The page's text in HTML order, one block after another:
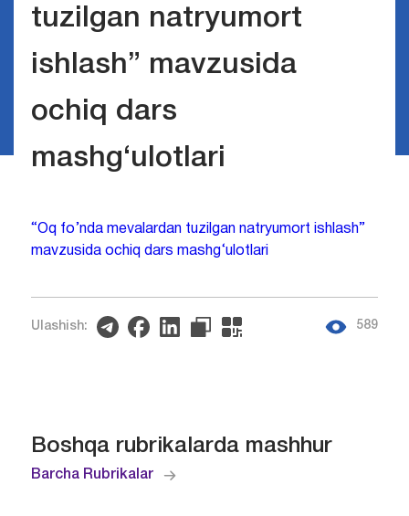
tuzilgan natryumort
ishlash” mavzusida
ochiq dars
mashg‘ulotlari
“Oq fo’nda mevalardan tuzilgan natryumort ishlash”
mavzusida ochiq dars mashg‘ulotlari
Ulashish: 589
Boshqa rubrikalarda mashhur
Barcha Rubrikalar